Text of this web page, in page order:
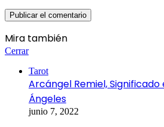
Mira también
Cerrar
Tarot
Arcángel Remiel,
Ángeles
junio 7, 2022